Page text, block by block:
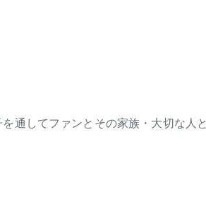
してファンとその家族・大切な人